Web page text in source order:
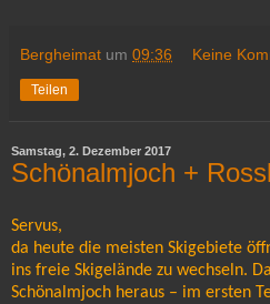
Bergheimat um 09:36 Keine
Teilen
Samstag, 2. Dezember 2017
Schönalmjoch +
Servus,
da heute die meisten Skigebiete
ins freie Skigelände zu wechseln.
Schönalmjoch heraus – im ersten